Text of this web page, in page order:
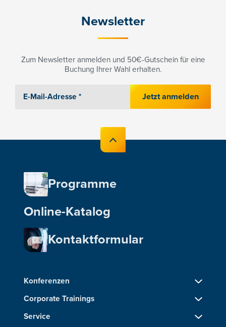
Newsletter
Zum Newsletter anmelden und 50€-Gutschein für eine
Buchung Ihrer Wahl erhalten.
Jetzt anmelden
Programme
Online-Katalog
Kontaktformular
Konferenzen
Corporate Trainings
Service